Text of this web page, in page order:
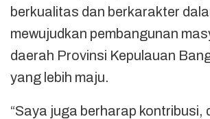
berkualitas dan berkarakter
mewujudkan pembangunan
daerah Provinsi Kepulauan
yang lebih maju.
“Saya juga berharap kontribusi,